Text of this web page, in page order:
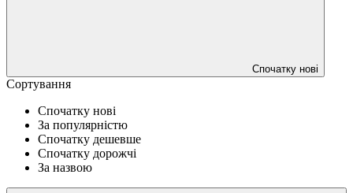
Спочатку нові
Сортування
Спочатку нові
За популярністю
Спочатку дешевше
Спочатку дорожчі
За назвою